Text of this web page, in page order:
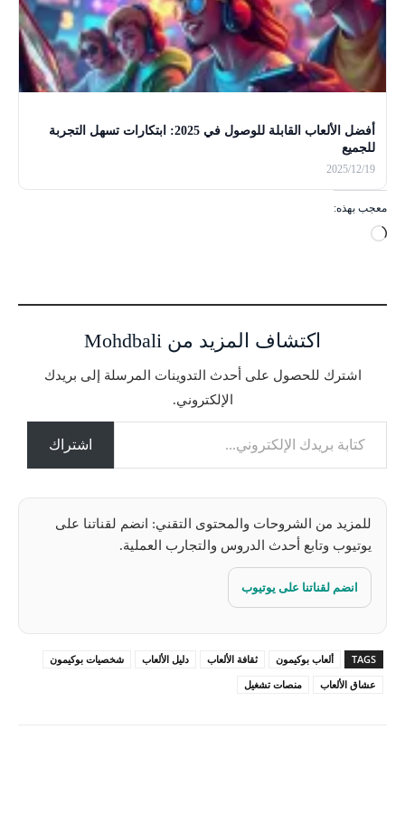
أفضل الألعاب القابلة للوصول في 2025: ابتكارات تسهل التجربة
للجميع
2025/12/19
معجب بهذه:
ج
ي
ل
اكتشاف المزيد من Mohdbali
اشترك للحصول على أحدث التدوينات المرسلة إلى بريدك
الإلكتروني.
كتابة بريدك الإلكتروني...
اشتراك
للمزيد من الشروحات والمحتوى التقني: انضم لقناتنا على
يوتيوب وتابع أحدث الدروس والتجارب العملية.
انضم لقناتنا على يوتيوب
TAGS ألعاب بوكيمون ثقافة الألعاب دليل الألعاب
شخصيات بوكيمون
عشاق الألعاب
منصات تشغيل